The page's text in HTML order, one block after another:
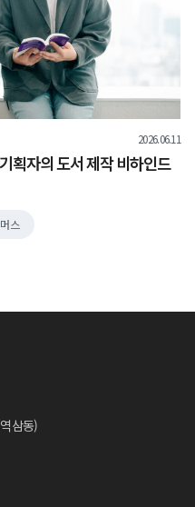
2026.06.11
획자의 도서 제작 비하인드
스
삼동)